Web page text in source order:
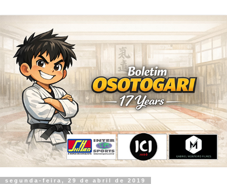
segunda-feira, 29 de abril de 2019